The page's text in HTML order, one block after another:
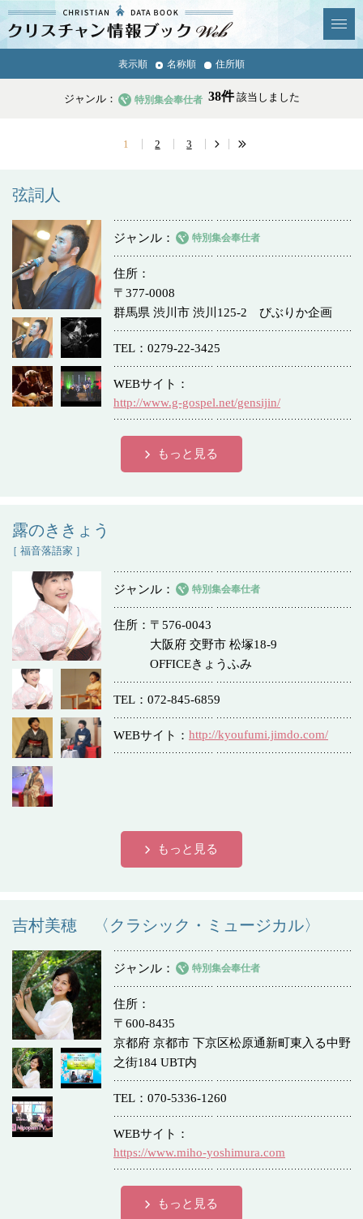
情報ブックとは
News & Topics
ジャンル
教会 学校・幼稚園・神学校
特別集会奉仕者
冠婚葬祭 各種団体
教団教派 宿泊・研修施設
表示順 名称順 住所順
ジャンル： 特別集会奉仕者 38件該当しました
1 2 3
弦詞人
ジャンル 特別集会奉仕者
住所
〒377-0008
群馬県 渋川市 渋川125-2 びぶりか企画
TEL 0279-22-3425
WEBサイト
http://www.g-gospel.net/gensijin/
もっと見る
露のききょう
［ 福音落語家 ］
ジャンル 特別集会奉仕者
住所
〒576-0043
大阪府 交野市 松塚18-9
OFFICEきょうふみ
TEL 072-845-6859
WEBサイト http://kyoufumi.jimdo.com/
もっと見る
吉村美穂 〈クラシック・ミュージカル〉
ジャンル 特別集会奉仕者
住所
〒600-8435
京都府 京都市 下京区松原通新町東入る中野
之街184 UBT内
TEL 070-5336-1260
WEBサイト
https://www.miho-yoshimura.com
もっと見る